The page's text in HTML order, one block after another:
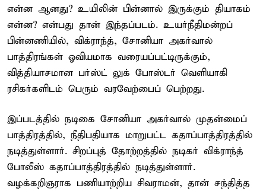
என்ன ஆனது? உயிலின் பின்னால் இருக்கும் தியாகம்
என்ன? என்பது தான் இந்தப்படம். உயர்நீதிமன்றப்
பின்னணியில், விக்ராந்த், சோனியா அகர்வால்
பாத்திரங்கள் ஓவியமாக வரையப்பட்டிருக்கும்,
வித்தியாசமான பர்ஸ்ட் லுக் போஸ்டர் வெளியாகி
ரசிகர்களிடம் பெரும் வரவேற்பைப் பெற்றது.
இப்படத்தில் நடிகை சோனியா அகர்வால் முதன்மைப்
பாத்திரத்தில், நீதிபதியாக மாறுபட்ட கதாப்பாத்திரத்தில்
நடித்துள்ளார். சிறப்புத் தோற்றத்தில் நடிகர் விக்ராந்த்
போலீஸ் கதாப்பாத்திரத்தில் நடித்துள்ளார்.
வழக்கறிஞராக பணியாற்றிய சிவராமன், தான் சந்தித்த